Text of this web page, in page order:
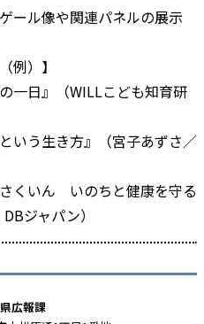
関連パネルの展示
】
WILLこども知育研
方』（宮子あずさ／
のちと健康を守る
ジャパン）
広報課